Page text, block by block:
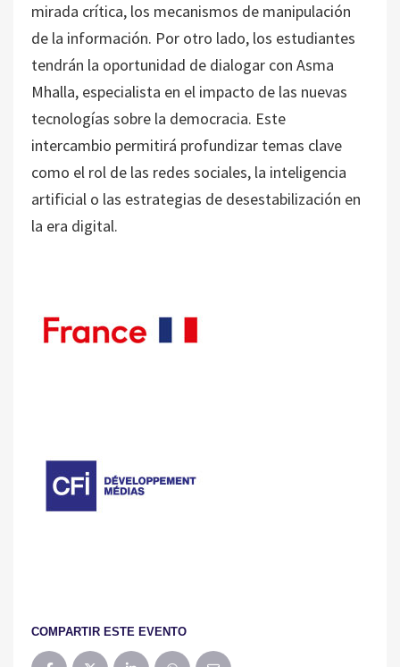
mirada crítica, los mecanismos de manipulación
de la información. Por otro lado, los estudiantes
tendrán la oportunidad de dialogar con Asma
Mhalla, especialista en el impacto de las nuevas
tecnologías sobre la democracia. Este
intercambio permitirá profundizar temas clave
como el rol de las redes sociales, la inteligencia
artificial o las estrategias de desestabilización en
la era digital.
COMPARTIR ESTE EVENTO